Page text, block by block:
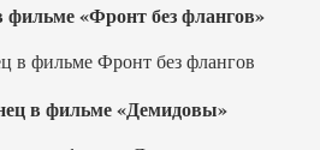
фильме «Фронт без флангов»
в фильме «Демидовы»